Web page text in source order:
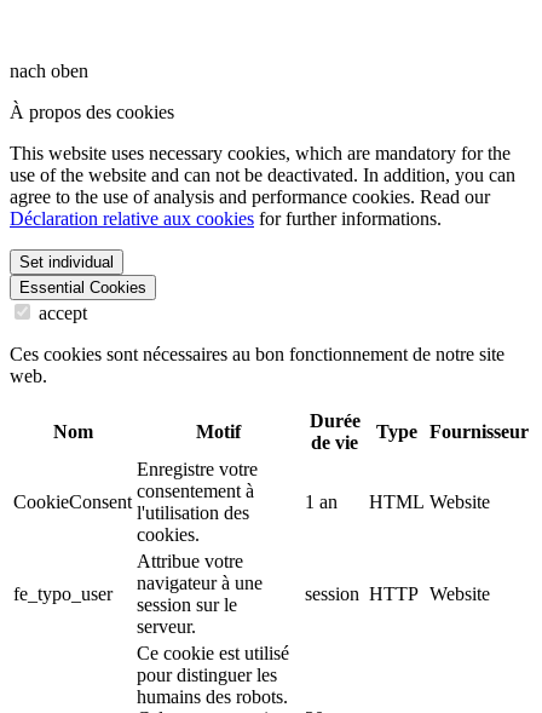
nach oben
À propos des cookies
This website uses necessary cookies, which are mandatory for the
use of the website and can not be deactivated. In addition, you can
agree to the use of analysis and performance cookies. Read our
Déclaration relative aux cookies for further informations.
Set individual
Essential Cookies
accept
Ces cookies sont nécessaires au bon fonctionnement de notre site
web.
Nom Motif
Durée
de vie
Type Fournisseur
CookieConsent
Enregistre votre
consentement à
l'utilisation des
cookies.
1 an HTML Website
fe_typo_user
Attribue votre
navigateur à une
session sur le
serveur.
session HTTP Website
Ce cookie est utilisé
pour distinguer les
humains des robots.